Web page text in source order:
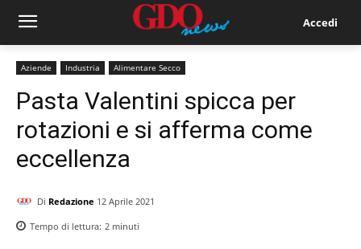
Accedi
Aziende Industria Alimentare Secco
Pasta Valentini spicca per
rotazioni e si afferma come
eccellenza
Di Redazione 12 Aprile 2021
Tempo di lettura: 2 minuti